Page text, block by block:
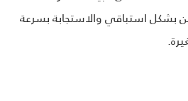
بشكل استباقي والاستجابة بسرعة